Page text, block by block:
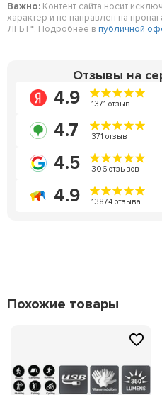
Важно: Контент сайта носит
характер и не направлен на
ЛГБТ*. Подробнее в публичной
Отзывы на
4.9 1371 отзыв
4.7 371 отзыв
4.5 306 отзывов
4.9 13874 отзыва
Похожие товары